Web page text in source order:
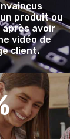
produit ou
après avoir
vidéo de
client.